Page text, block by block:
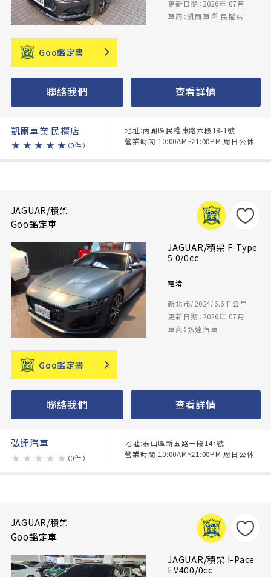
更新日期：2026年 07月
車商：凱爾車業 民權店
Goo鑑定書
聯絡我們 查看詳情
凱爾車業 民權店
★ ★ ★ ★ ★ （0件）
地址:內湖區民權東路六段18-1號
營業時間:10:00AM~21:00PM 周日公休
JAGUAR/積架
Goo鑑定車
JAGUAR/積架 F-Type
5.0/0cc
電洽
新北市/2024/6.6千公里
更新日期：2026年 07月
車商：弘達汽車
Goo鑑定書
聯絡我們 查看詳情
弘達汽車
★ ★ ★ ★ ★ （0件）
地址:泰山區新五路一段147號
營業時間:10:00AM~21:00PM 周日公休
JAGUAR/積架
Goo鑑定車
JAGUAR/積架 I-Pace
EV400/0cc